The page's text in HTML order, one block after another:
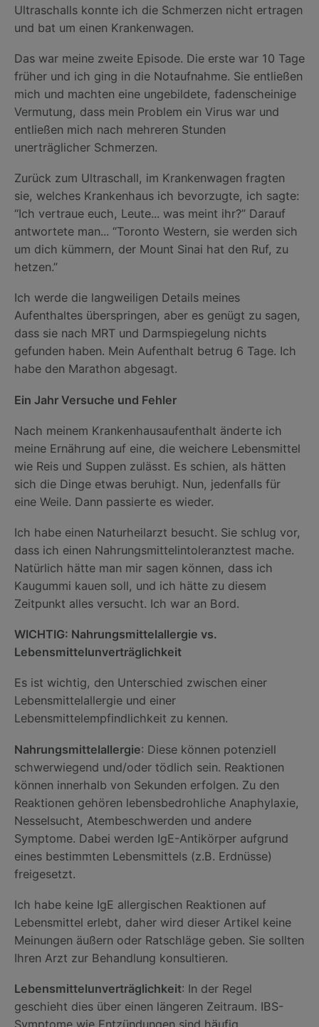
Ultraschalls konnte ich die Schmerzen nicht ertragen
und bat um einen Krankenwagen.
Das war meine zweite Episode. Die erste war 10 Tage
früher und ich ging in die Notaufnahme. Sie entließen
mich und machten eine ungebildete, fadenscheinige
Vermutung, dass mein Problem ein Virus war und
entließen mich nach mehreren Stunden
unerträglicher Schmerzen.
Zurück zum Ultraschall, im Krankenwagen fragten
sie, welches Krankenhaus ich bevorzugte, ich sagte:
“Ich vertraue euch, Leute... was meint ihr?” Darauf
antwortete man... “Toronto Western, sie werden sich
um dich kümmern, der Mount Sinai hat den Ruf, zu
hetzen.”
Ich werde die langweiligen Details meines
Aufenthaltes überspringen, aber es genügt zu sagen,
dass sie nach MRT und Darmspiegelung nichts
gefunden haben. Mein Aufenthalt betrug 6 Tage. Ich
habe den Marathon abgesagt.
Ein Jahr Versuche und Fehler
Nach meinem Krankenhausaufenthalt änderte ich
meine Ernährung auf eine, die weichere Lebensmittel
wie Reis und Suppen zulässt. Es schien, als hätten
sich die Dinge etwas beruhigt. Nun, jedenfalls für
eine Weile. Dann passierte es wieder.
Ich habe einen Naturheilarzt besucht. Sie schlug vor,
dass ich einen Nahrungsmittelintoleranztest mache.
Natürlich hätte man mir sagen können, dass ich
Kaugummi kauen soll, und ich hätte zu diesem
Zeitpunkt alles versucht. Ich war an Bord.
WICHTIG: Nahrungsmittelallergie vs.
Lebensmittelunverträglichkeit
Es ist wichtig, den Unterschied zwischen einer
Lebensmittelallergie und einer
Lebensmittelempfindlichkeit zu kennen.
Nahrungsmittelallergie: Diese können potenziell
schwerwiegend und/oder tödlich sein. Reaktionen
können innerhalb von Sekunden erfolgen. Zu den
Reaktionen gehören lebensbedrohliche Anaphylaxie,
Nesselsucht, Atembeschwerden und andere
Symptome. Dabei werden IgE-Antikörper aufgrund
eines bestimmten Lebensmittels (z.B. Erdnüsse)
freigesetzt.
Ich habe keine IgE allergischen Reaktionen auf
Lebensmittel erlebt, daher wird dieser Artikel keine
Meinungen äußern oder Ratschläge geben. Sie sollten
Ihren Arzt zur Behandlung konsultieren.
Lebensmittelunverträglichkeit: In der Regel
geschieht dies über einen längeren Zeitraum. IBS-